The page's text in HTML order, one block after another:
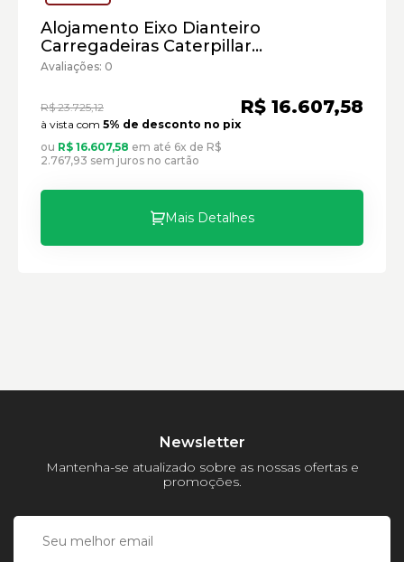
Carregadeira de Rodas Caterpillar:
Modelo:
Comprimento:
Largura:
Alojamento Eixo Dianteiro
Carregadeiras Caterpillar
Cód:3644383 - Seminovo
Avaliações: 0
R$ 23.725,12 R$ 16.607,58
à vista com 5% de desconto no pix
ou R$ 16.607,58 em até 6x de R$
2.767,93 sem juros no cartão
Mais Detalhes
Newsletter
Mantenha-se atualizado sobre as nossas ofertas e
promoções.